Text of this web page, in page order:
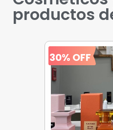
productos
30% OFF